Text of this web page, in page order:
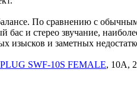
По сравнению с
и стерео звучание,
изысков и заметных
SWF-10S FEMALE, 10A,